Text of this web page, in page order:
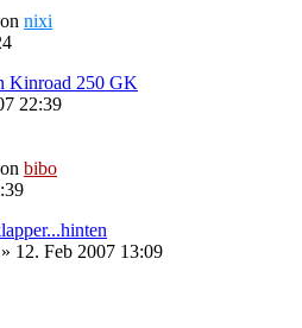
nixi
Kinroad 250 GK
22:39
bibo
» 12. Feb 2007 13:09